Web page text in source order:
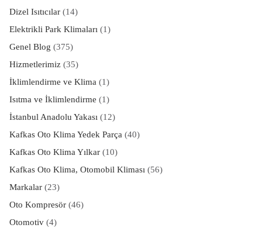
Dizel Isıtıcılar(14)
Elektrikli Park Klimaları(1)
Genel Blog (375)
Hizmetlerimiz(35)
İklimlendirme ve Klima(1)
Isıtma ve İklimlendirme (1)
İstanbul Anadolu Yakası(12)
Kafkas Oto Klima Yedek Parça(40)
Kafkas Oto Klima Yılkar(10)
Kafkas Oto Klima, Otomobil Kliması(56)
Markalar(23)
Oto Kompresör(46)
Otomotiv(4)